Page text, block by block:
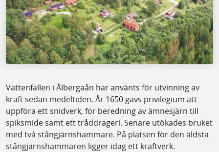
Vattenfallen i Ålbergaån har använts för utvinning av
kraft sedan medeltiden. År 1650 gavs privilegium att
uppföra ett snidverk, för beredning av ämnesjärn till
spiksmide samt ett tråddrageri. Senare utökades bruket
med två stångjärnshammare. På platsen för den äldsta
stångjärnshammaren ligger idag ett kraftverk.